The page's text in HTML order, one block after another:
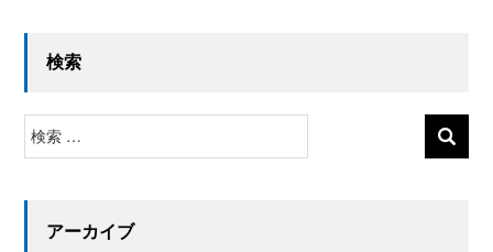
検索
索
アーカイブ